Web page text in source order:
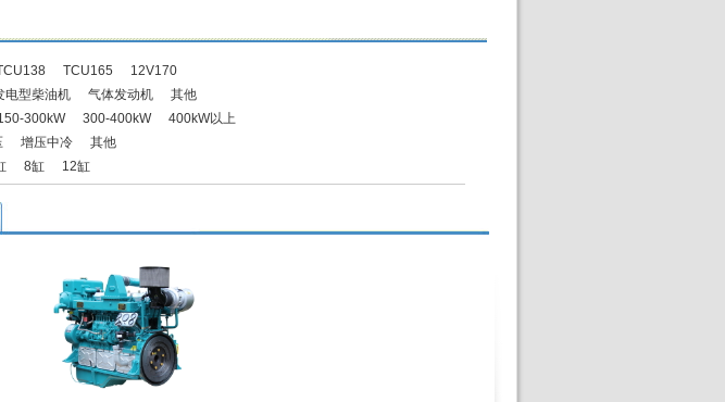
TCU165 12V170
电型柴油机 气体发动机 其他
300kW 300-400kW 400kW以上
增压中冷 其他
8缸 12缸